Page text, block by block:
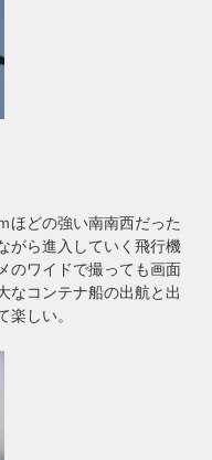
ほどの強い南南西だった
がら進入していく飛行機
のワイドで撮っても画面
なコンテナ船の出航と出
楽しい。